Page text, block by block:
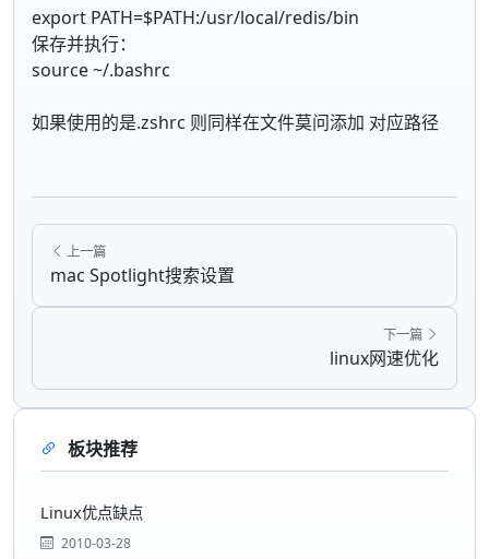
export PATH=$PATH:/usr/local/redis/bin
保存并执行：
source ~/.bashrc
如果使用的是.zshrc 则同样在文件莫问添加 对应路径
上一篇
mac Spotlight搜索设置
下一篇
linux网速优化
板块推荐
Linux优点缺点
2010-03-28